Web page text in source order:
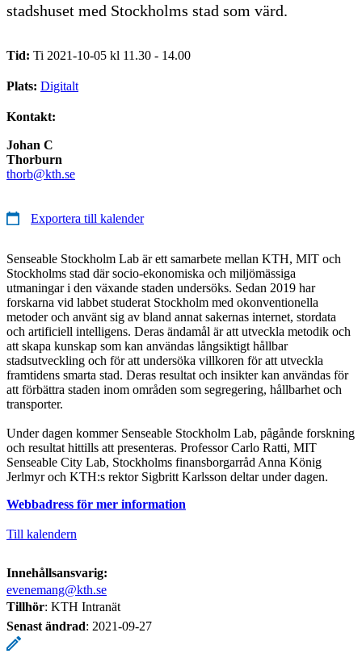
stadshuset med Stockholms stad som värd.
Tid: Ti 2021-10-05 kl 11.30 - 14.00
Plats: Digitalt
Kontakt:
Johan C
Thorburn
thorb@kth.se
Exportera till kalender
Senseable Stockholm Lab är ett samarbete mellan KTH, MIT och
Stockholms stad där socio-ekonomiska och miljömässiga
utmaningar i den växande staden undersöks. Sedan 2019 har
forskarna vid labbet studerat Stockholm med okonventionella
metoder och använt sig av bland annat sakernas internet, stordata
och artificiell intelligens. Deras ändamål är att utveckla metodik och
att skapa kunskap som kan användas långsiktigt hållbar
stadsutveckling och för att undersöka villkoren för att utveckla
framtidens smarta stad. Deras resultat och insikter kan användas för
att förbättra staden inom områden som segregering, hållbarhet och
transporter.
Under dagen kommer Senseable Stockholm Lab, pågånde forskning
och resultat hittills att presenteras. Professor Carlo Ratti, MIT
Senseable City Lab, Stockholms finansborgarråd Anna König
Jerlmyr och KTH:s rektor Sigbritt Karlsson deltar under dagen.
Webbadress för mer information
Till kalendern
Innehållsansvarig:
evenemang@kth.se
Tillhör: KTH Intranät
Senast ändrad: 2021-09-27